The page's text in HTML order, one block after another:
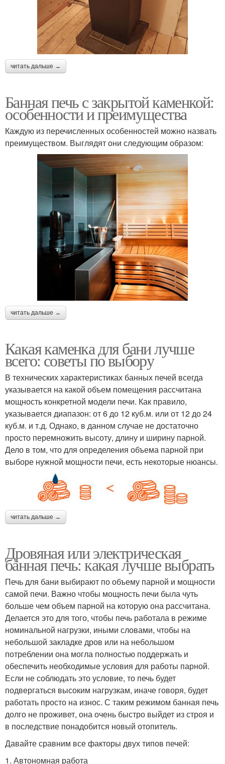
читать дальше →
Банная печь с закрытой каменкой:
особенности и преимущества
Каждую из перечисленных особенностей можно назвать
преимуществом. Выглядят они следующим образом:
читать дальше →
Какая каменка для бани лучше
всего: советы по выбору
В технических характеристиках банных печей всегда
указывается на какой объем помещения рассчитана
мощность конкретной модели печи. Как правило,
указывается диапазон: от 6 до 12 куб.м. или от 12 до 24
куб.м. и т.д. Однако, в данном случае не достаточно
просто перемножить высоту, длину и ширину парной.
Дело в том, что для определения объема парной при
выборе нужной мощности печи, есть некоторые нюансы.
читать дальше →
Дровяная или электрическая
банная печь: какая лучше выбрать
Печь для бани выбирают по объему парной и мощности
самой печи. Важно чтобы мощность печи была чуть
больше чем объем парной на которую она рассчитана.
Делается это для того, чтобы печь работала в режиме
номинальной нагрузки, иными словами, чтобы на
небольшой закладке дров или на небольшом
потреблении она могла полностью поддержать и
обеспечить необходимые условия для работы парной.
Если не соблюдать это условие, то печь будет
подвергаться высоким нагрузкам, иначе говоря, будет
работать просто на износ. С таким режимом банная печь
долго не проживет, она очень быстро выйдет из строя и
в последствие понадобится новый отопитель.
Давайте сравним все факторы двух типов печей:
1. Автономная работа ​